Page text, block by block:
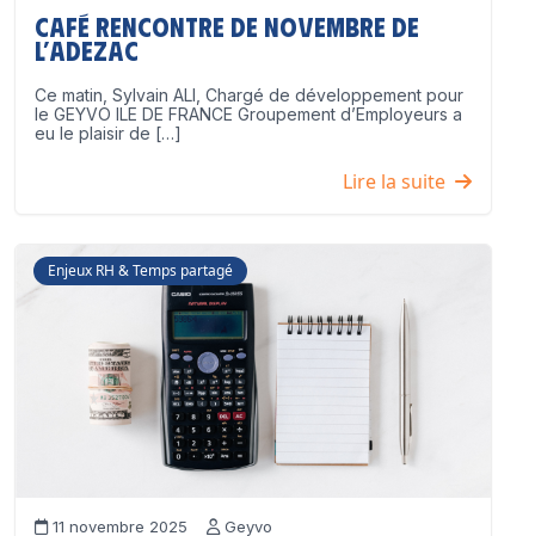
Café Rencontre de Novembre de
l’ADEZAC
Ce matin, Sylvain ALI, Chargé de développement pour
le GEYVO ILE DE FRANCE Groupement d’Employeurs a
eu le plaisir de […]
Lire la suite
Enjeux RH & Temps partagé
11 novembre 2025 Geyvo